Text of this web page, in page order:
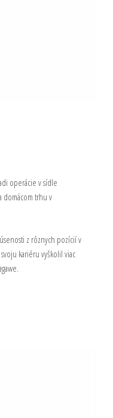
operácie v sídle
domácom trhu v
z rôznych pozícií v
kariéru vyškolil viac